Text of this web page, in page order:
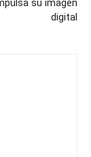
su imagen
digital